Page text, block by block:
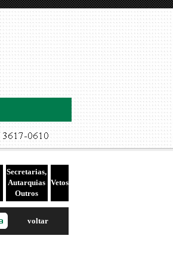
Secretarias,
Autarquias
Outros
Vetos
voltar